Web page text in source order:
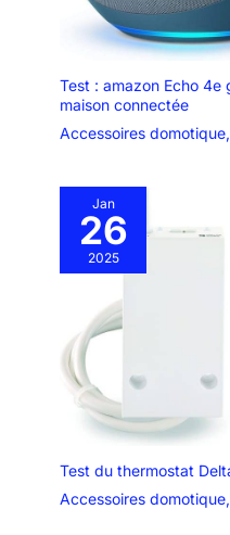
Test : amazon Echo 4e
maison connectée
Accessoires domotique,
Jan
26
2025
Test du thermostat
Accessoires domotique,